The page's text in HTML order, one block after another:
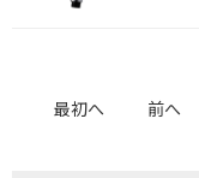
最初へ 前へ
マイクロバ